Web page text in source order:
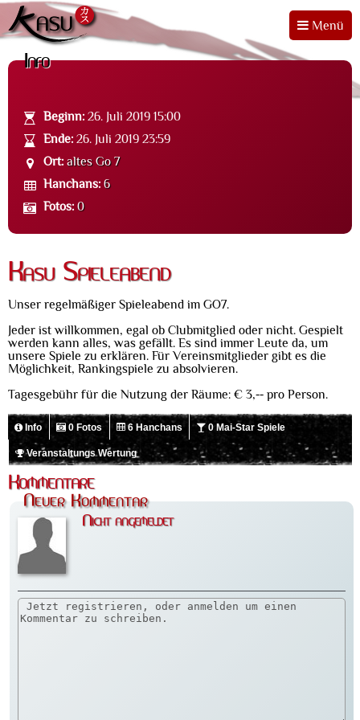
Menü
Info
Beginn: 26. Juli 2019 15:00
Ende: 26. Juli 2019 23:59
Ort: altes Go 7
Hanchans: 6
Fotos: 0
Kasu Spieleabend
Unser regelmäßiger Spieleabend im GO7.
Jeder ist willkommen, egal ob Clubmitglied oder nicht. Gespielt
werden kann alles, was gefällt. Es sind immer Leute da, um
unsere Spiele zu erklären. Für Vereinsmitglieder gibt es die
Möglichkeit, Rankingspiele zu absolvieren.
Tagesgebühr für die Nutzung der Räume: € 3,-- pro Person.
Info 0 Fotos 6 Hanchans 0 Mai-Star Spiele
Veranstaltungs Wertung
Kommentare
Neuer Kommentar
Nicht angemeldet